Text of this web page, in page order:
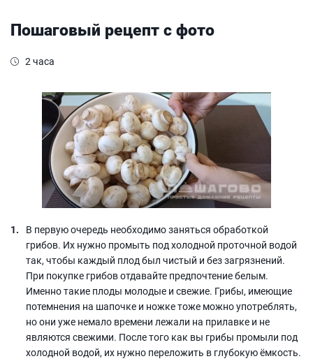
Пошаговый рецепт с фото
2 часа
В первую очередь необходимо заняться обработкой
грибов. Их нужно промыть под холодной проточной водой
так, чтобы каждый плод был чистый и без загрязнений.
При покупке грибов отдавайте предпочтение белым.
Именно такие плоды молодые и свежие. Грибы, имеющие
потемнения на шапочке и ножке тоже можно употреблять,
но они уже немало времени лежали на прилавке и не
являются свежими. После того как вы грибы промыли под
холодной водой, их нужно переложить в глубокую ёмкость.